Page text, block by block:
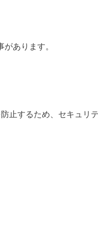
あります。
止するため、セキュリ